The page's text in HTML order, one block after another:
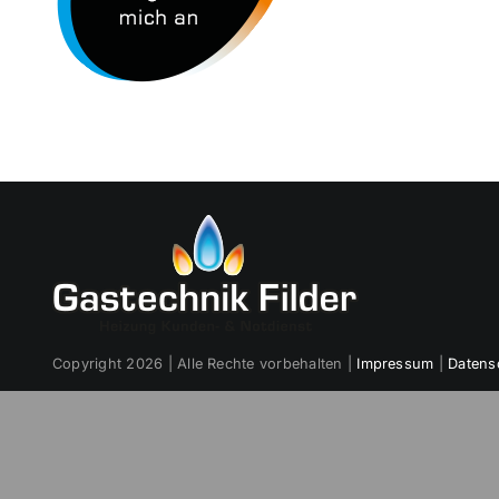
Copyright 2026 | Alle Rechte vorbehalten | Impressum